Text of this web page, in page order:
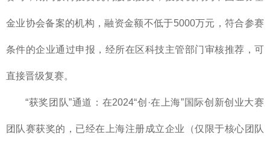
金业协会备案的机构，融资金额不低于5000万元，符合参赛
条件的企业通过申报，经所在区科技主管部门审核推荐，可
直接晋级复赛。
“获奖团队”通道：在2024“创·在上海”国际创新创业大赛
团队赛获奖的，已经在上海注册成立企业（仅限于核心团队